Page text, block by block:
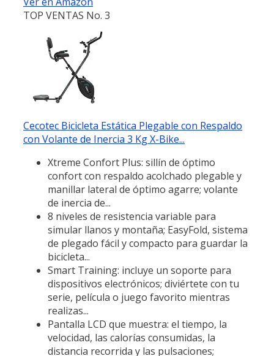
TOP VENTAS No. 3
Cecotec Bicicleta Estática Plegable con Respaldo
con Volante de Inercia 3 Kg X-Bike...
Xtreme Confort Plus: sillín de óptimo
confort con respaldo acolchado plegable y
manillar lateral de óptimo agarre; volante
de inercia de...
8 niveles de resistencia variable para
simular llanos y montaña; EasyFold, sistema
de plegado fácil y compacto para guardar la
bicicleta...
Smart Training: incluye un soporte para
dispositivos electrónicos; diviértete con tu
serie, película o juego favorito mientras
realizas...
Pantalla LCD que muestra: el tiempo, la
velocidad, las calorías consumidas, la
distancia recorrida y las pulsaciones;